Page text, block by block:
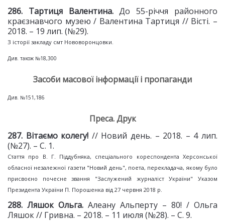
286. Тартиця Валентина.До 55-річчя районного
краєзнавчого музею / Валентина Тартиця // Вісті. –
2018. – 19 лип. (№29).
З історії закладу смт Нововоронцовки.
Див. також №18,300
Засоби масової інформації і пропаганди
Див. №151,186
Преса. Друк
287. Вітаємо колегу! // Новий день. – 2018. – 4 лип.
(№27). – С. 1.
Стаття про В. Г. Піддубняка, спеціального кореспондента Херсонської
обласної незалежної газети "Новий день", поета, перекладача, якому було
присвоєно почесне звання "Заслужений журналіст України" Указом
Президента України П. Порошенка від 27 червня 2018 р.
288. Ляшок Ольга. Алеану Альперту – 80! / Ольга
Ляшок // Гривна. – 2018. – 11 июля (№28). – С. 9.